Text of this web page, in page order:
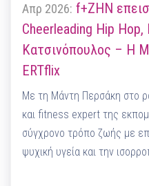
Απρ 2026: f+ΖΗΝ
Cheerleading Hip
Κατσινόπουλος – Η
ERTflix
Με τη Μάντη Περσάκη στο
και fitness expert της
σύγχρονο τρόπο ζωής με
ψυχική υγεία και την